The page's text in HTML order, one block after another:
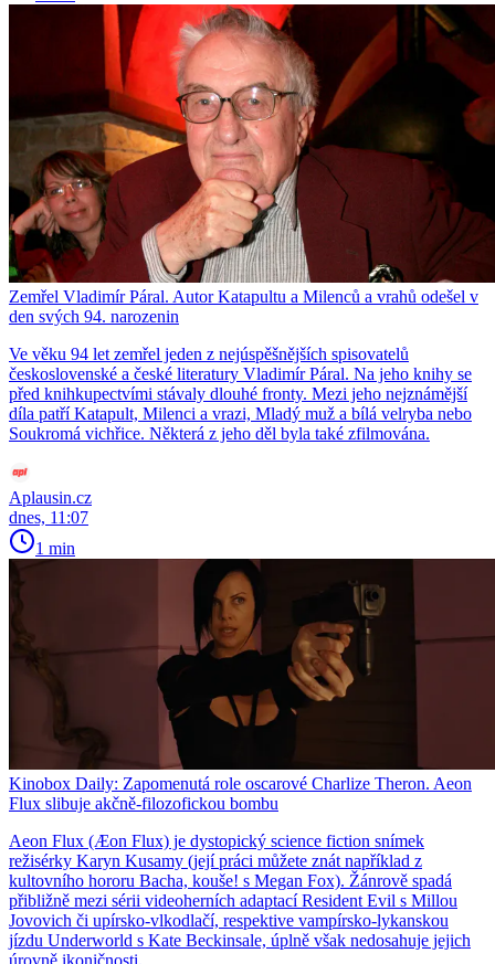
Zemřel Vladimír Páral. Autor Katapultu a Milenců a vrahů odešel v
den svých 94. narozenin
Ve věku 94 let zemřel jeden z nejúspěšnějších spisovatelů
československé a české literatury Vladimír Páral. Na jeho knihy se
před knihkupectvími stávaly dlouhé fronty. Mezi jeho nejznámější
díla patří Katapult, Milenci a vrazi, Mladý muž a bílá velryba nebo
Soukromá vichřice. Některá z jeho děl byla také zfilmována.
Aplausin.cz
dnes, 11:07
1 min
Kinobox Daily: Zapomenutá role oscarové Charlize Theron. Aeon
Flux slibuje akčně-filozofickou bombu
Aeon Flux (Æon Flux) je dystopický science fiction snímek
režisérky Karyn Kusamy (její práci můžete znát například z
kultovního hororu Bacha, kouše! s Megan Fox). Žánrově spadá
přibližně mezi sérii videoherních adaptací Resident Evil s Millou
Jovovich či upírsko-vlkodlačí, respektive vampírsko-lykanskou
jízdu Underworld s Kate Beckinsale, úplně však nedosahuje jejich
úrovně ikoničnosti.